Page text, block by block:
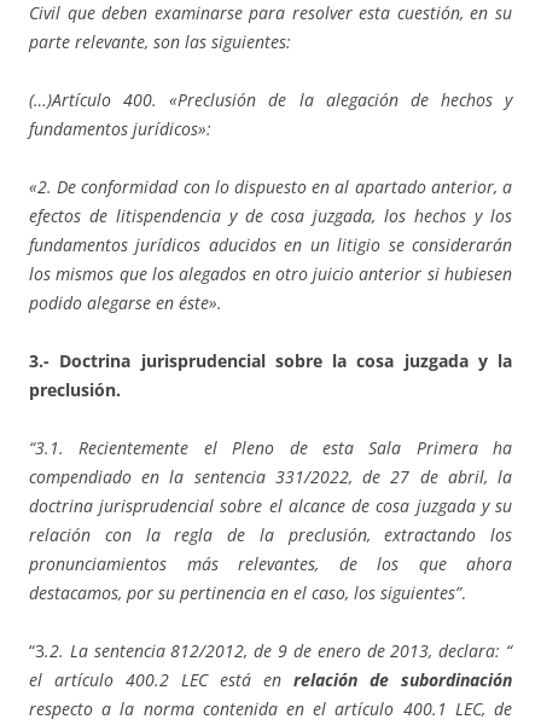
Civil que deben examinarse para resolver esta cuestión, en su
parte relevante, son las siguientes:
(…)Artículo 400. «Preclusión de la alegación de hechos y
fundamentos jurídicos»:
«2. De conformidad con lo dispuesto en al apartado anterior, a
efectos de litispendencia y de cosa juzgada, los hechos y los
fundamentos jurídicos aducidos en un litigio se considerarán
los mismos que los alegados en otro juicio anterior si hubiesen
podido alegarse en éste».
3.- Doctrina jurisprudencial sobre la cosa juzgada y la
preclusión.
“3.1. Recientemente el Pleno de esta Sala Primera ha
compendiado en la sentencia 331/2022, de 27 de abril, la
doctrina jurisprudencial sobre el alcance de cosa juzgada y su
relación con la regla de la preclusión, extractando los
pronunciamientos más relevantes, de los que ahora
destacamos, por su pertinencia en el caso, los siguientes”.
“3.2. La sentencia 812/2012, de 9 de enero de 2013, declara: “
el artículo 400.2 LEC está en relación de subordinación
respecto a la norma contenida en el artículo 400.1 LEC, de